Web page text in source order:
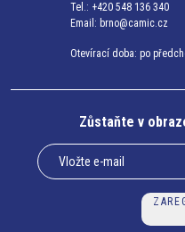
Tel.: +420 548 136 340
Email: brno@camic.cz
Otevírací doba: po
Zůstaňte v